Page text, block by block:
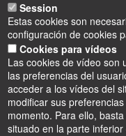
cellules, afin de
cellulaires comme la
libération de médiateurs
communication
Porteur : LIFO
Session
Estas cookies son
configuración de cookies
Cookies para vídeos
Las cookies de vídeo son
las preferencias del
acceder a los vídeos del
modificar sus
momento. Para ello,
situado en la parte